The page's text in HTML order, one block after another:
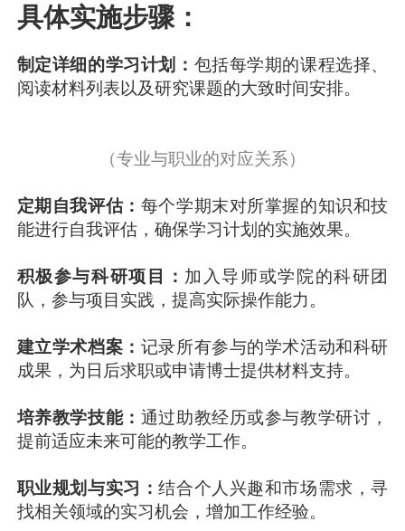
具体实施步骤：
制定详细的学习计划： 包括每学期的课程选择、
阅读材料列表以及研究课题的大致时间安排。
（专业与职业的对应关系）
定期自我评估： 每个学期末对所掌握的知识和技
能进行自我评估，确保学习计划的实施效果。
积极参与科研项目： 加入导师或学院的科研团
队，参与项目实践，提高实际操作能力。
建立学术档案： 记录所有参与的学术活动和科研
成果，为日后求职或申请博士提供材料支持。
培养教学技能： 通过助教经历或参与教学研讨，
提前适应未来可能的教学工作。
职业规划与实习：结合个人兴趣和市场需求，寻
找相关领域的实习机会，增加工作经验。